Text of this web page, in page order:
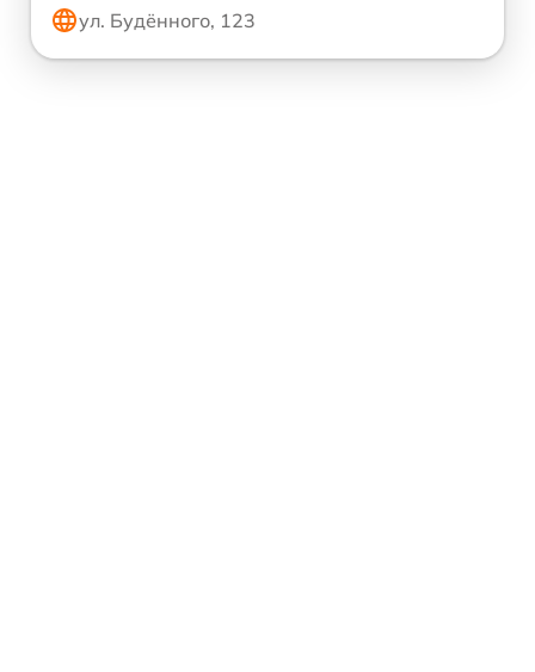
ул. Будённого, 123